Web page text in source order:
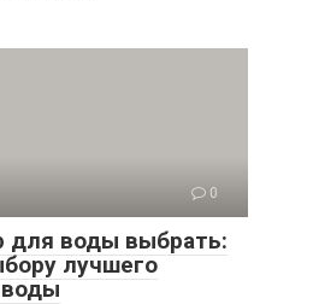
0
для воды выбрать:
лучшего